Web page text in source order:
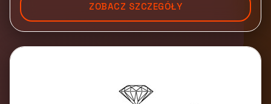
ZOBACZ SZCZEGÓŁY